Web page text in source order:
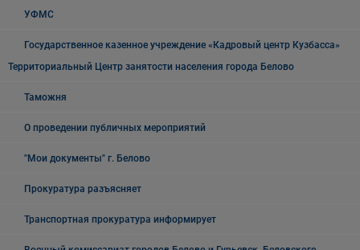
УФМС
Государственное казенное учреждение «Кадровый центр Кузбасса»
Территориальный Центр занятости населения города Белово
Таможня
О проведении публичных мероприятий
"Мои документы" г. Белово
Прокуратура разъясняет
Транспортная прокуратура информирует